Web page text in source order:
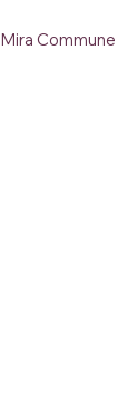
Mira Commune